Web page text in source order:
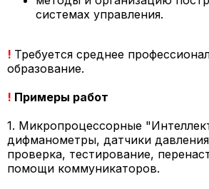
системах управления.
! Требуется среднее
образование.
! Примеры работ
1. Микропроцессорные
дифманометры, датчики
проверка, тестирование,
помощи коммуникаторов.